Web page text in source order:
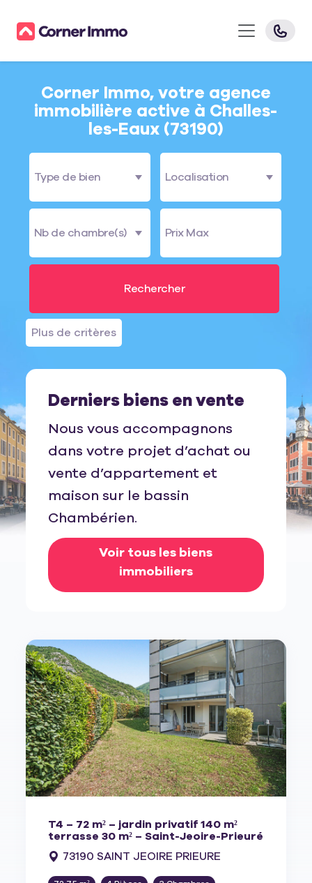
Corner Immo, votre agence
immobilière active à Challes-
les-Eaux (73190)
Plus de critères
Derniers biens en vente
Nous vous accompagnons
dans votre projet d’achat ou
vente d’appartement et
maison sur le bassin
Chambérien.
Voir tous les biens
immobiliers
T4 – 72 m² – jardin privatif 140 m²
terrasse 30 m² – Saint-Jeoire-Prieuré
73190 SAINT JEOIRE PRIEURE